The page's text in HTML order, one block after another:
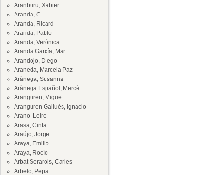
Aranburu, Xabier
Aranda, C.
Aranda, Ricard
Aranda, Pablo
Aranda, Verònica
Aranda García, Mar
Arandojo, Diego
Araneda, Marcela Paz
Arànega, Susanna
Arànega Español, Mercè
Aranguren, Miguel
Aranguren Gallués, Ignacio
Arano, Leire
Arasa, Cinta
Araújo, Jorge
Araya, Emilio
Araya, Rocío
Arbat Serarols, Carles
Arbelo, Pepa